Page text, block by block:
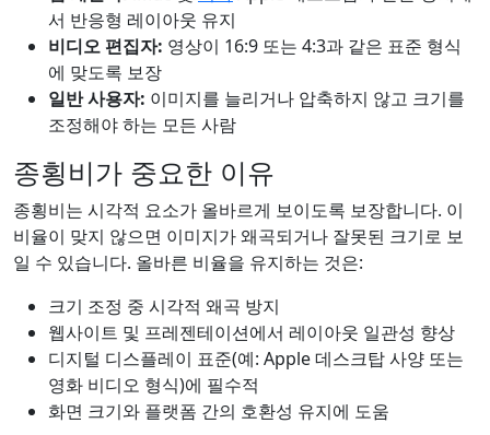
서 반응형 레이아웃 유지
비디오 편집자: 영상이 16:9 또는 4:3과 같은 표준 형식
에 맞도록 보장
일반 사용자: 이미지를 늘리거나 압축하지 않고 크기를
조정해야 하는 모든 사람
종횡비가 중요한 이유
종횡비는 시각적 요소가 올바르게 보이도록 보장합니다. 이
비율이 맞지 않으면 이미지가 왜곡되거나 잘못된 크기로 보
일 수 있습니다. 올바른 비율을 유지하는 것은:
크기 조정 중 시각적 왜곡 방지
웹사이트 및 프레젠테이션에서 레이아웃 일관성 향상
디지털 디스플레이 표준(예: Apple 데스크탑 사양 또는
영화 비디오 형식)에 필수적
화면 크기와 플랫폼 간의 호환성 유지에 도움